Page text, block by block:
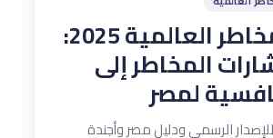
تقرير المخاطر العالمية 2025:
المخاطر إلى
لمصر
الرسمي ودليل مصر وأجندة